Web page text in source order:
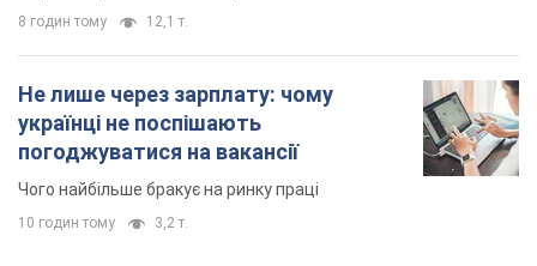
8 годин тому 12,1 т.
Не лише через зарплату: чому
українці не поспішають
погоджуватися на вакансії
Чого найбільше бракує на ринку праці
10 годин тому 3,2 т.